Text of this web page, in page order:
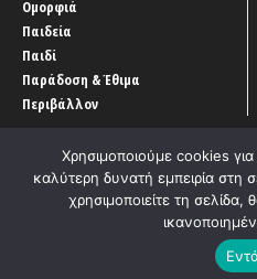
Ομορφιά
Παιδεία
Παιδί
Παράδοση & Έθιμα
Περιβάλλον
‘Οροι χρήσης
Χρησιμοποιούμε cookies
καλύτερη δυνατή εμπειρία στη
χρησιμοποιείτε τη